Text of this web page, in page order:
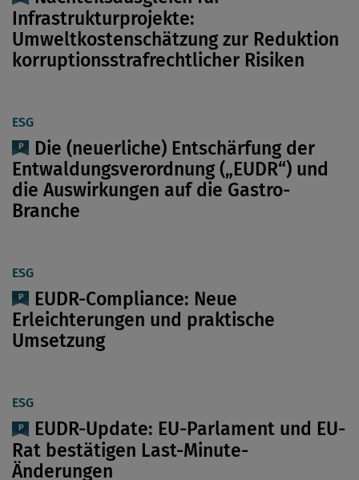
Infrastrukturprojekte:
Umweltkostenschätzung zur Reduktion
korruptionsstrafrechtlicher Risiken
ESG
Die (neuerliche) Entschärfung der
Entwaldungsverordnung („EUDR“) und
die Auswirkungen auf die Gastro-
Branche
ESG
EUDR-Compliance: Neue
Erleichterungen und praktische
Umsetzung
ESG
EUDR-Update: EU-Parlament und EU-
Rat bestätigen Last-Minute-
Änderungen